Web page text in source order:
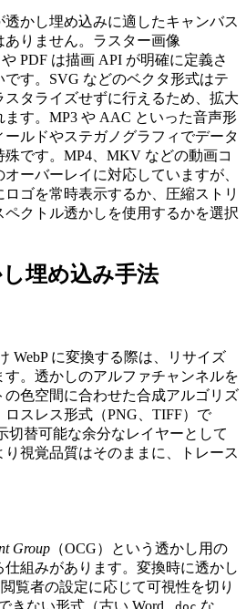
かし埋め込みに適したキャンバス
りません。ラスター画像
や PDF は描画 API が明確に定義さ
す。SVG などのベクタ形式はテ
タライズせずに行えるため、拡大
す。MP3 や AAC といった音声形
ルドやステガノグラフィでデータ
です。MP4、MKV などの動画コ
ーバーレイに対応していますが、
ゴを常時表示するか、圧縮ストリ
クトル透かしを使用するかを選択
埋め込み手法
WebP に変換する際は、リサイズ
。透かしのアルファチャンネルを
色空間に合わせた合成アルゴリズ
スレス形式（PNG、TIFF）で
切替可能な余分なレイヤーとして
視覚品質はそのままに、トレース
Group （OCG）という透かし用の
組みがあります。変換時に透かし
覧者の設定に応じて可視性を切り